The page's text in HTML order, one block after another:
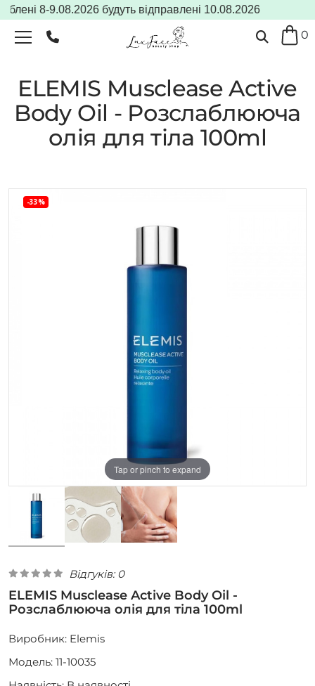
8-9.08.2026 будуть відправлені 10.08.2026
0
ELEMIS Musclease Active
Body Oil - Розслаблююча
олія для тіла 100ml
-33%
Tap or pinch to expand
Відгуків: 0
ELEMIS Musclease Active Body Oil -
Розслаблююча олія для тіла 100ml
Виробник: Elemis
Модель: 11-10035